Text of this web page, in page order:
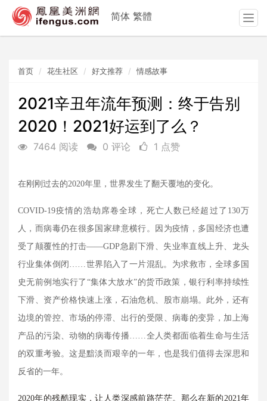
首页 花生社区 好文推荐 情感故事
2021辛丑年流年预测：终于告别
2020！2021好运到了么？
7464 阅读 0 评论 1 点赞
在刚刚过去的2020年里，世界发生了翻天覆地的变化。
COVID-19疫情的浩劫席卷全球，死亡人数已经超过了 130万
人，而病毒仍在很多国家肆意横行。因为疫情，多国经济也遭
受了颠覆性的打击——GDP急剧下滑、失业率直线上升、龙头
行业集体倒闭……世界陷入了一片混乱。为求救市，全球多国
史无前例地实行了“集体大放水”的货币政策，银行利率持续性
下滑、资产价格快速上涨，石油危机、股市崩塌。此外，还有
边境的管控、市场的停滞、出行的受限、病毒的变异，加上海
产品的污染、动物的病毒传播……全人类都面临着生命与生活
的双重考验。这是黯淡而艰辛的一年，也是我们值得去深思和
反省的一年。
2020年的残酷现实，让人类深感前路茫茫。那么在新的2021年
简体 繁體
T
o
n